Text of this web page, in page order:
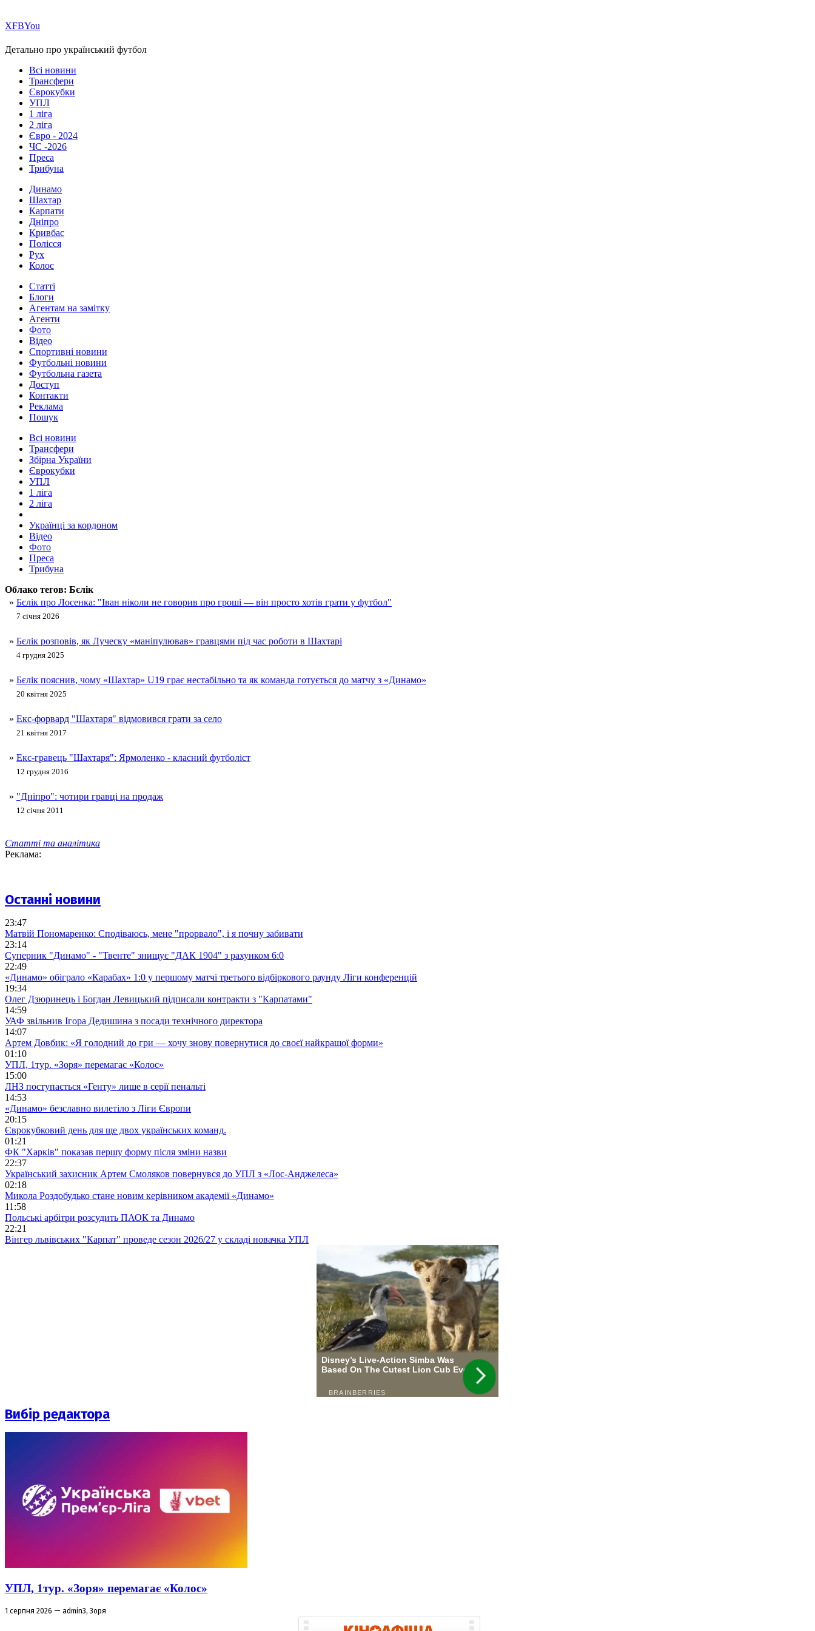
ХFBYou
Детально про український футбол
Всі новини
Трансфери
Єврокубки
УПЛ
1 ліга
2 ліга
Євро - 2024
ЧС -2026
Преса
Трибуна
Динамо
Шахтар
Карпати
Дніпро
Кривбас
Полісся
Рух
Колос
Статті
Блоги
Агентам на замітку
Агенти
Фото
Відео
Спортивні новини
Футбольні новини
Футбольна газета
Доступ
Контакти
Реклама
Пошук
Всі новини
Трансфери
Збірна України
Єврокубки
УПЛ
1 ліга
2 ліга
Українці за кордоном
Відео
Фото
Преса
Трибуна
Облако тегов: Бєлік
» Бєлік про Лосенка: "Іван ніколи не говорив про гроші — він просто хотів грати у футбол"
7 січня 2026
» Бєлік розповів, як Луческу «маніпулював» гравцями під час роботи в Шахтарі
4 грудня 2025
» Бєлік пояснив, чому «Шахтар» U19 грає нестабільно та як команда готується до матчу з «Динамо»
20 квітня 2025
» Екс-форвард "Шахтаря" відмовився грати за село
21 квітня 2017
» Екс-гравець "Шахтаря": Ярмоленко - класний футболіст
12 грудня 2016
» "Дніпро": чотири гравці на продаж
12 січня 2011
Статті та аналітика
Реклама:
Останні новини
23:47
Матвій Пономаренко: Сподіваюсь, мене "прорвало", і я почну забивати
23:14
Суперник "Динамо" - "Твенте" знищує "ДАК 1904" з рахунком 6:0
22:49
«Динамо» обіграло «Карабах» 1:0 у першому матчі третього відбіркового раунду Ліги конференцій
19:34
Олег Дзюринець і Богдан Левицький підписали контракти з "Карпатами"
14:59
УАФ звільнив Ігора Дедишина з посади технічного директора
14:07
Артем Довбик: «Я голодний до гри — хочу знову повернутися до своєї найкращої форми»
01:10
УПЛ, 1тур. «Зоря» перемагає «Колос»
15:00
ЛНЗ поступається «Генту» лише в серії пенальті
14:53
«Динамо» безславно вилетіло з Ліги Європи
20:15
Єврокубковий день для ще двох українських команд.
01:21
ФК "Харків" показав першу форму після зміни назви
22:37
Український захисник Артем Смоляков повернувся до УПЛ з «Лос-Анджелеса»
02:18
Микола Роздобудько стане новим керівником академії «Динамо»
11:58
Польські арбітри розсудить ПАОК та Динамо
22:21
Вінгер львівських "Карпат" проведе сезон 2026/27 у складі новачка УПЛ
Вибір редактора
УПЛ, 1тур. «Зоря» перемагає «Колос»
1 серпня 2026 — admin3, Зоря